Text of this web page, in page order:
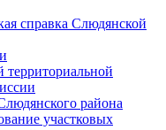
справка Слюдянской
территориальной
района
участковых